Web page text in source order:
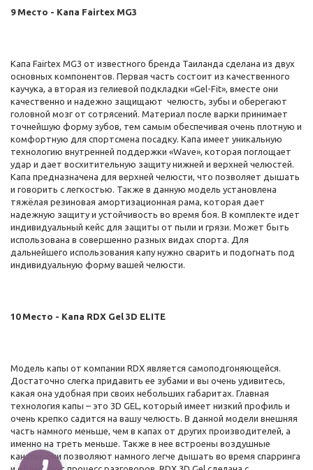
9 Место - Капа Fairtex MG3
Капа Fairtex MG3 от известного бренда Таиланда сделана из двух
основных компонентов. Первая часть состоит из качественного
каучука, а вторая из гелиевой подкладки «Gel-Fit», вместе они
качественно и надежно защищают челюсть, зубы и оберегают
головной мозг от сотрясений. Материал после варки принимает
точнейшую форму зубов, тем самым обеспечивая очень плотную и
комфортную для спортсмена посадку. Капа имеет уникальную
технологию внутренней поддержки «Wave», которая поглощает
удар и дает восхитительную защиту нижней и верхней челюстей.
Капа предназначена для верхней челюсти, что позволяет дышать
и говорить с легкостью. Также в данную модель установлена
тяжёлая резиновая амортизационная рама, которая дает
надежную защиту и устойчивость во время боя. В комплекте идет
индивидуальный кейс для защиты от пыли и грязи. Может быть
использована в совершенно разных видах спорта. Для
дальнейшего использования капу нужно сварить и подогнать под
индивидуальную форму вашей челюсти.
10 Место - Капа RDX Gel 3D ELITE
Модель капы от компании RDX является самоподгоняющейся.
Достаточно слегка придавить ее зубами и вы очень удивитесь,
какая она удобная при своих небольших габаритах. Главная
технология капы – это 3D GEL, который имеет низкий профиль и
очень крепко садится на вашу челюсть. В данной модели внешняя
часть намного меньше, чем в капах от других производителей, а
именно на треть меньше. Также в нее встроены воздушные
каналы, они позволяют намного легче дышать во время спарринга